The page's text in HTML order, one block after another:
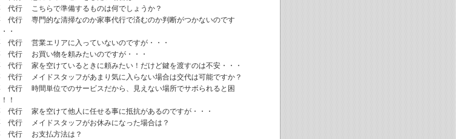
代行 こちらで準備するものは何でしょうか？
代行 専門的な清掃なのか家事代行で済むのか判断がつかないのです
・
代行 営業エリアに入っていないのですが・・・
代行 お買い物を頼みたいのですが・・・
代行 家を空けているときに頼みたい！だけど鍵を渡すのは不安・・・
代行 メイドスタッフがあまり気に入らない場合は交代は可能ですか？
代行 時間単位でのサービスだから、見えない場所でサボられると困
！
代行 家を空けて他人に任せる事に抵抗があるのですが・・・
代行 メイドスタッフがお休みになった場合は？
代行 お支払方法は？